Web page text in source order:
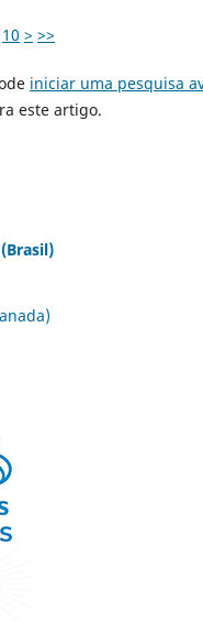
10 > >>
iniciar uma pesquisa
este artigo.